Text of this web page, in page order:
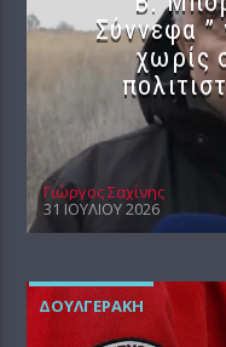
Σύννεφα ”
χωρίς
Γιώργος Σαχίνης
31 ΙΟΥΛΊΟΥ 2026
ΔΟΥΛΓΕΡΆΚΗ